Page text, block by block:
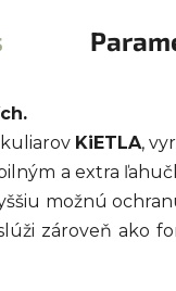
KiETLA,
a extra
možnú
zároveň ako